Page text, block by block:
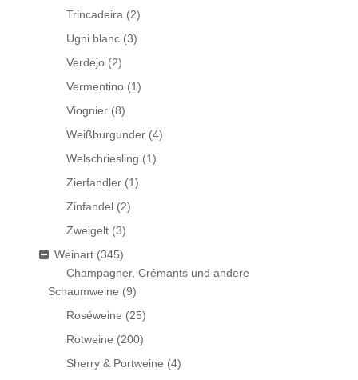
Trincadeira (2)
Ugni blanc (3)
Verdejo (2)
Vermentino (1)
Viognier (8)
Weißburgunder (4)
Welschriesling (1)
Zierfandler (1)
Zinfandel (2)
Zweigelt (3)
Weinart (345)
Champagner, Crémants und andere
Schaumweine (9)
Roséweine (25)
Rotweine (200)
Sherry & Portweine (4)